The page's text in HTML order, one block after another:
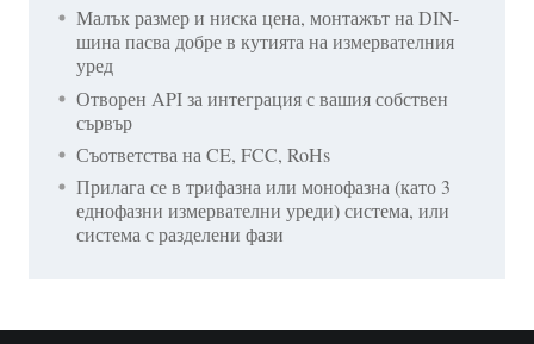
Малък размер и ниска цена, монтажът на DIN-
шина пасва добре в кутията на измервателния
уред
Отворен API за интеграция с вашия собствен
сървър
Съответства на CE, FCC, RoHs
Прилага се в трифазна или монофазна (като 3
еднофазни измервателни уреди) система, или
система с разделени фази